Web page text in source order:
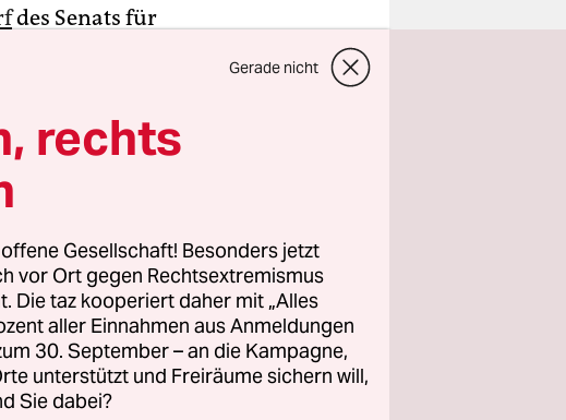
des Senats für
reden, vor
Niedbal, die
die
damalige
ihrer
definiert
mit
davon als
Gerade nicht
rechts
Gesellschaft! Besonders jetzt
vor Ort gegen Rechtsextremismus
Die taz kooperiert daher mit „Alles
aller Einnahmen aus Anmeldungen
30. September – an die Kampagne,
unterstützt und Freiräume sichern will,
Sie dabei?